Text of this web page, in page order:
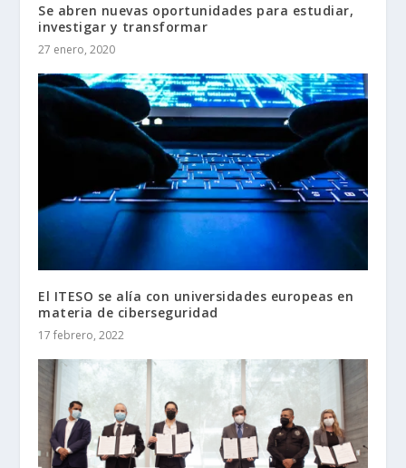
Se abren nuevas oportunidades para estudiar,
investigar y transformar
27 enero, 2020
El ITESO se alía con universidades europeas en
materia de ciberseguridad
17 febrero, 2022